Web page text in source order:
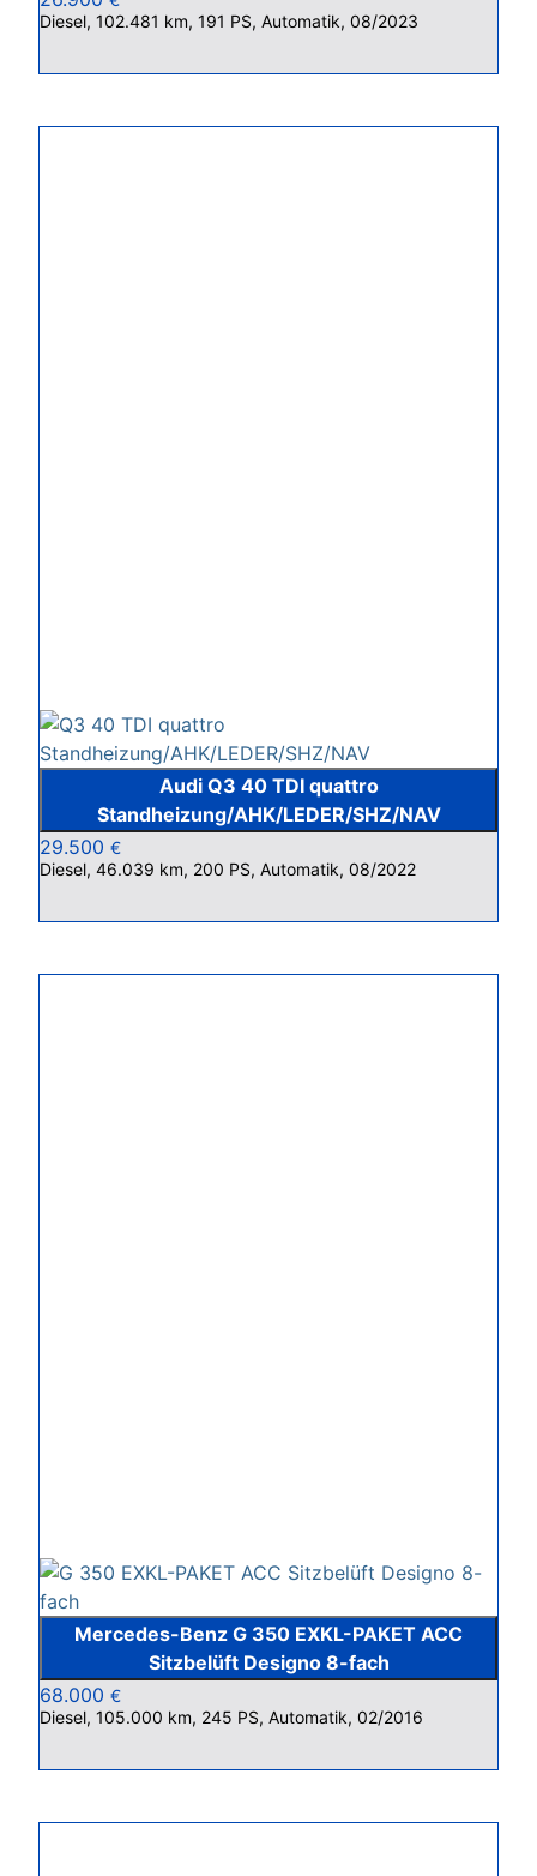
Diesel, 102.481 km, 191 PS, Automatik, 08/2023
Audi Q3 40 TDI quattro
Standheizung/AHK/LEDER/SHZ/NAV
29.500 €
Diesel, 46.039 km, 200 PS, Automatik, 08/2022
Mercedes-Benz G 350 EXKL-PAKET ACC
Sitzbelüft Designo 8-fach
68.000 €
Diesel, 105.000 km, 245 PS, Automatik, 02/2016